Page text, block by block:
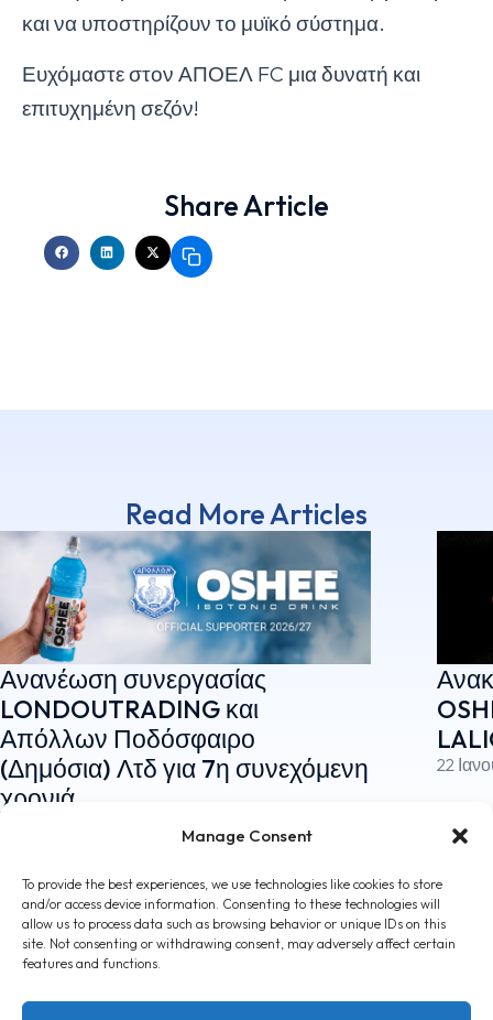
Manage Consent
To provide the best experiences, we use technologies like cookies to store
and/or access device information. Consenting to these technologies will
allow us to process data such as browsing behavior or unique IDs on this
site. Not consenting or withdrawing consent, may adversely affect certain
features and functions.
και να υποστηρίζουν το μυϊκό σύστημα.
Ευχόμαστε στον ΑΠΟΕΛ FC μια δυνατή και
επιτυχημένη σεζόν!
Share Article
Read More Articles
Ανανέωση συνεργασίας
LONDOUTRADING και
Απόλλων Ποδόσφαιρο
(Δημόσια) Λτδ για 7η συνεχόμενη
χρονιά.
22